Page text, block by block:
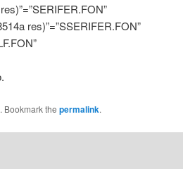
res)”=”SSERIFER.FON”
. Bookmark the permalink.